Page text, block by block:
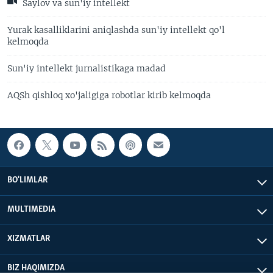
Saylov va sun'iy intellekt
Yurak kasalliklarini aniqlashda sun'iy intellekt qo'l
kelmoqda
Sun'iy intellekt jurnalistikaga madad
AQSh qishloq xo'jaligiga robotlar kirib kelmoqda
BO'LIMLAR
MULTIMEDIA
XIZMATLAR
BIZ HAQIMIZDA